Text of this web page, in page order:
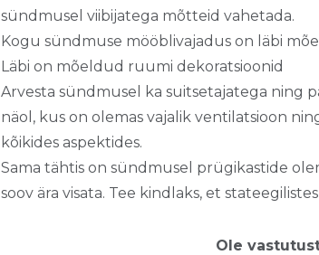
sündmusel viibijatega mõtteid vahetada.
Kogu sündmuse mööblivajadus on läbi
Läbi on mõeldud ruumi dekoratsioonid
Arvesta sündmusel ka suitsetajatega ning
näol, kus on olemas vajalik ventilatsioon
kõikides aspektides.
Sama tähtis on sündmusel prügikastide
soov ära visata. Tee kindlaks, et
Ole